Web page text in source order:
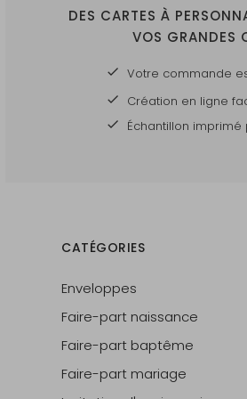
DES CARTES À
VOS GRANDES
Votre commande
Création en ligne
Échantillon
CATÉGORIES
Enveloppes
Faire-part naissance
Faire-part baptême
Faire-part mariage